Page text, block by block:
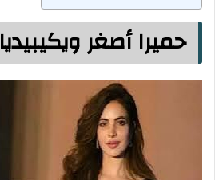
حميرا أصغر ويكيبيديا